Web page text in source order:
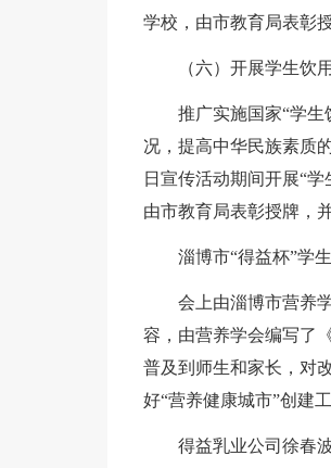
学校，由市教育局表彰授
（六）开展学生饮
推广实施国家“学
况，提高中华民族素质
日宣传活动期间开展“
由市教育局表彰授牌，
淄博市“得益杯”学
会上由淄博市营养
容，由营养学会编写了
普及到师生和家长，对
好“营养健康城市”创建工
得益乳业公司徐春